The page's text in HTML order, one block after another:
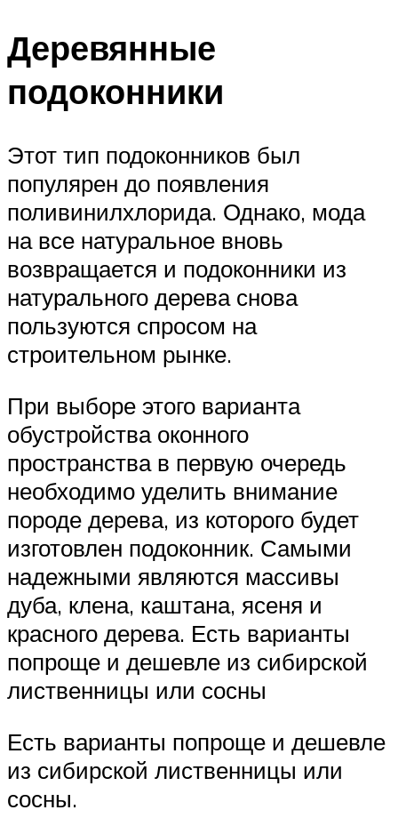
Деревянные
подоконники
Этот тип подоконников был
популярен до появления
поливинилхлорида. Однако, мода
на все натуральное вновь
возвращается и подоконники из
натурального дерева снова
пользуются спросом на
строительном рынке.
При выборе этого варианта
обустройства оконного
пространства в первую очередь
необходимо уделить внимание
породе дерева, из которого будет
изготовлен подоконник. Самыми
надежными являются массивы
дуба, клена, каштана, ясеня и
красного дерева. Есть варианты
попроще и дешевле из сибирской
лиственницы или сосны
Есть варианты попроще и дешевле
из сибирской лиственницы или
сосны.